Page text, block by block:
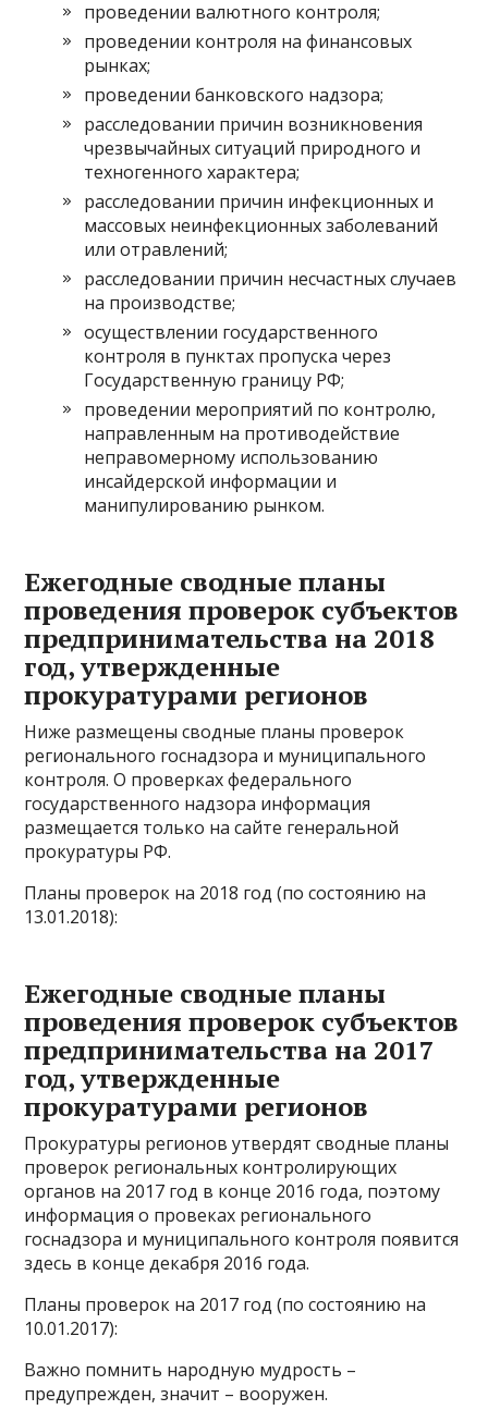
проведении валютного контроля;
проведении контроля на финансовых
рынках;
проведении банковского надзора;
расследовании причин возникновения
чрезвычайных ситуаций природного и
техногенного характера;
расследовании причин инфекционных и
массовых неинфекционных заболеваний
или отравлений;
расследовании причин несчастных случаев
на производстве;
осуществлении государственного
контроля в пунктах пропуска через
Государственную границу РФ;
проведении мероприятий по контролю,
направленным на противодействие
неправомерному использованию
инсайдерской информации и
манипулированию рынком.
Ежегодные сводные планы
проведения проверок субъектов
предпринимательства на 2018
год, утвержденные
прокуратурами регионов
Ниже размещены сводные планы проверок
регионального госнадзора и муниципального
контроля. О проверках федерального
государственного надзора информация
размещается только на сайте генеральной
прокуратуры РФ.
Планы проверок на 2018 год (по состоянию на
13.01.2018):
Ежегодные сводные планы
проведения проверок субъектов
предпринимательства на 2017
год, утвержденные
прокуратурами регионов
Прокуратуры регионов утвердят сводные планы
проверок региональных контролирующих
органов на 2017 год в конце 2016 года, поэтому
информация о провеках регионального
госнадзора и муниципального контроля появится
здесь в конце декабря 2016 года.
Планы проверок на 2017 год (по состоянию на
10.01.2017):
Важно помнить народную мудрость –
предупрежден, значит – вооружен.